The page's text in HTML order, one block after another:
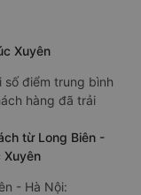
Xuyên
số điểm trung bình
hàng đã trải
từ Long Biên -
Xuyên
- Hà Nội: